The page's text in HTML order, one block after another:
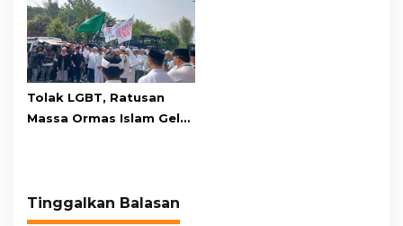
Tolak LGBT, Ratusan
Massa Ormas Islam Gelar
Tinggalkan Balasan